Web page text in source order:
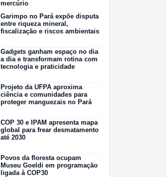
mercúrio
Garimpo no Pará expõe disputa
entre riqueza mineral,
fiscalização e riscos ambientais
Gadgets ganham espaço no dia
a dia e transformam rotina com
tecnologia e praticidade
Projeto da UFPA aproxima
ciência e comunidades para
proteger manguezais no Pará
COP 30 e IPAM apresenta mapa
global para frear desmatamento
até 2030
Povos da floresta ocupam
Museu Goeldi em programação
ligada à COP30